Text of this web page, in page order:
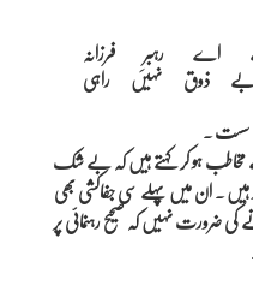
رہبرِ فرزانہ
سست ۔
ہو کر کہتے ہیں کہ بے شک
۔ ان میں پہلے سی جفاکشی بھی
ضرورت نہیں کہ صحیح رہنمائی پر